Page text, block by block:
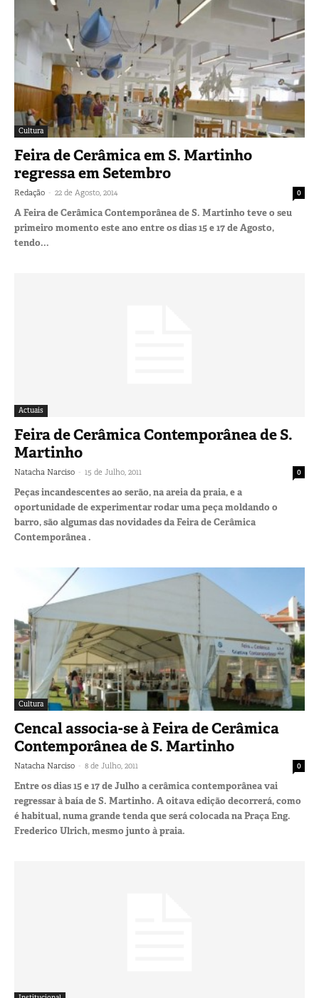
Cultura
Feira de Cerâmica em S. Martinho
regressa em Setembro
Redação - 22 de Agosto, 2014 0
A Feira de Cerâmica Contemporânea de S. Martinho teve o seu
primeiro momento este ano entre os dias 15 e 17 de Agosto,
tendo...
Actuais
Feira de Cerâmica Contemporânea de S.
Martinho
Natacha Narciso - 15 de Julho, 2011 0
Peças incandescentes ao serão, na areia da praia, e a
oportunidade de experimentar rodar uma peça moldando o
barro, são algumas das novidades da Feira de Cerâmica
Contemporânea .
Cultura
Cencal associa-se à Feira de Cerâmica
Contemporânea de S. Martinho
Natacha Narciso - 8 de Julho, 2011 0
Entre os dias 15 e 17 de Julho a cerâmica contemporânea vai
regressar à baía de S. Martinho. A oitava edição decorrerá, como
é habitual, numa grande tenda que será colocada na Praça Eng.
Frederico Ulrich, mesmo junto à praia.